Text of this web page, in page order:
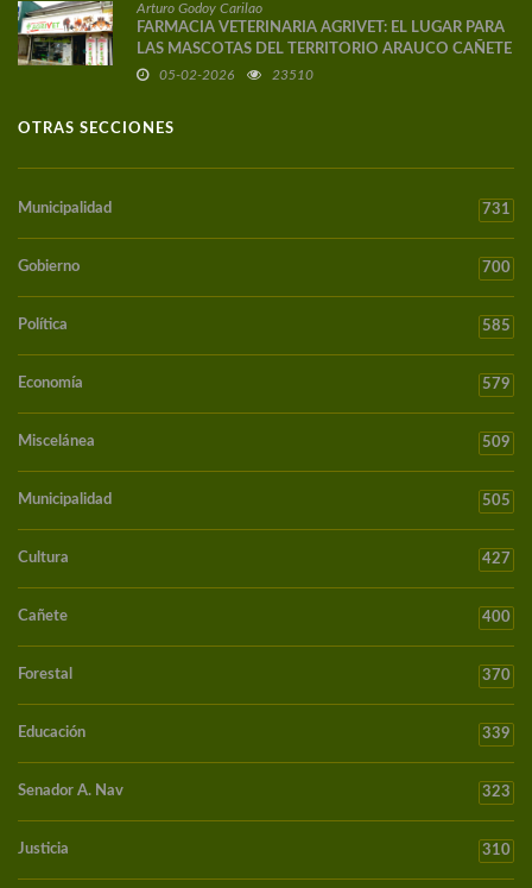
Arturo Godoy Carilao
FARMACIA VETERINARIA AGRIVET: EL LUGAR PARA
LAS MASCOTAS DEL TERRITORIO ARAUCO CAÑETE
05-02-2026 23510
OTRAS SECCIONES
Municipalidad 731
Gobierno 700
Política 585
Economía 579
Miscelánea 509
Municipalidad 505
Cultura 427
Cañete 400
Forestal 370
Educación 339
Senador A. Nav 323
Justicia 310